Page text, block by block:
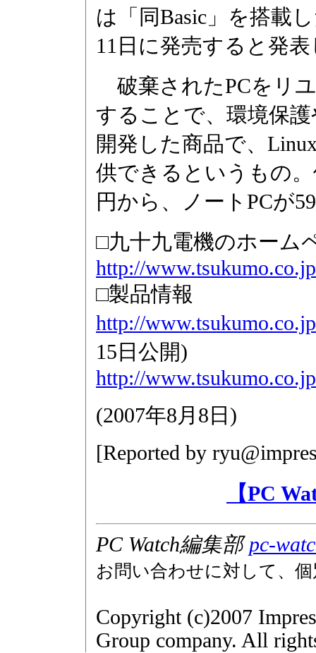
は「同Basic」を搭載
11日に発売すると発
破棄されたPCをリ
することで、環境保
開発した商品で、
供できるというもの
円から、ノートPCが
□九十九電機のホーム
http://
□製品情報
http://
15日公開)
http://
(2007年8月8日 )
[Reported by
【PC
PC Watch編集部pc-
お問い合わせに対して、
Copyright (c)2007
Group company. All